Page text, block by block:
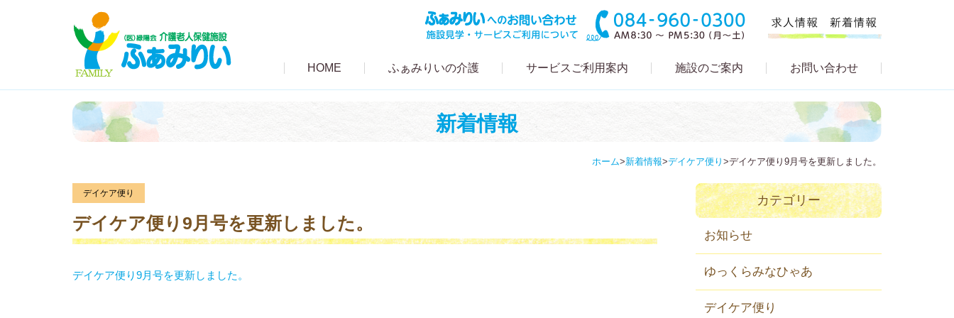
HOME ふぁみりいの介護 サービスご利用案内 施設のご案内 お問い合わせ
新着情報
ホーム>新着情報>デイケア便り >デイケア便り9月号を更新しました。
デイケア便り
デイケア便り9月号を更新しました。
デイケア便り9月号を更新しました。
カテゴリー
お知らせ
ゆっくらみなひゃあ
デイケア便り